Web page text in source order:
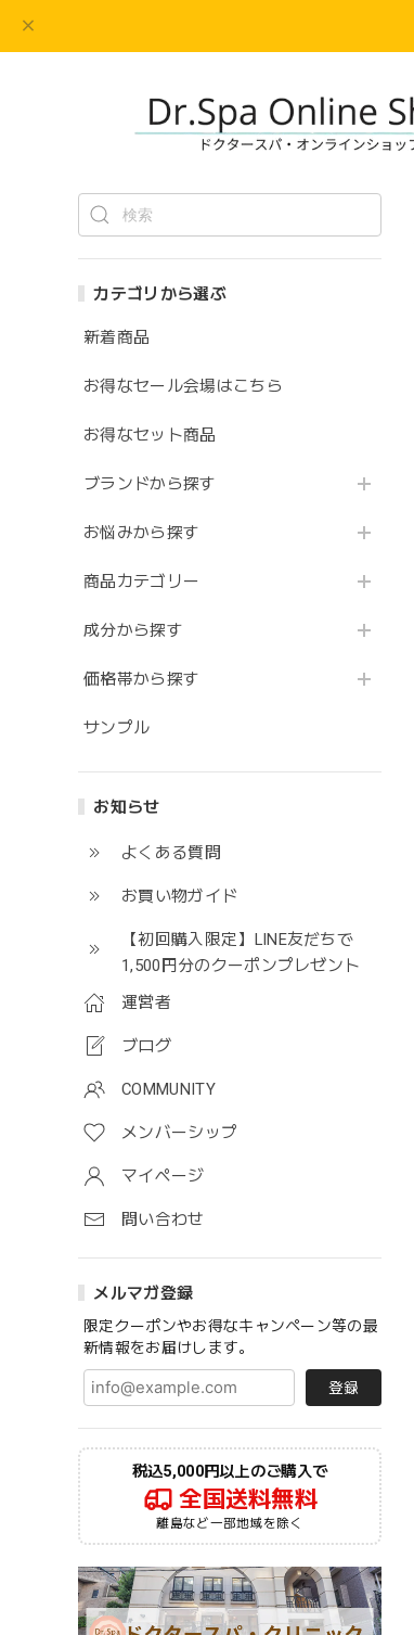
カテゴリから選ぶ
新着商品
お得なセール会場はこちら
お得なセット商品
ブランドから探す
お悩みから探す
商品カテゴリー
成分から探す
価格帯から探す
サンプル
お知らせ
よくある質問
お買い物ガイド
【初回購入限定】LINE友だちで
1,500円分のクーポンプレゼント
運営者
ブログ
COMMUNITY
メンバーシップ
マイページ
問い合わせ
メルマガ登録
限定クーポンやお得なキャンペーン等の最
新情報をお届けします。
登録
税込5,000円以上のご購入で
全国送料無料
離島など一部地域を除く